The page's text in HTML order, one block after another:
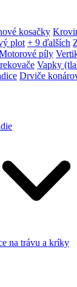
kosačky
plot + 9 ďalších
píly
Vapky
Drviče
na trávu a kríky